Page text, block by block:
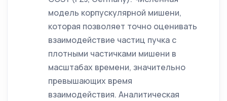
модель корпускулярной мишени,
которая позволяет точно оценивать
взаимодействие частиц пучка с
плотными частичками мишени в
масштабах времени, значительно
превышающих время
взаимодействия. Аналитическая